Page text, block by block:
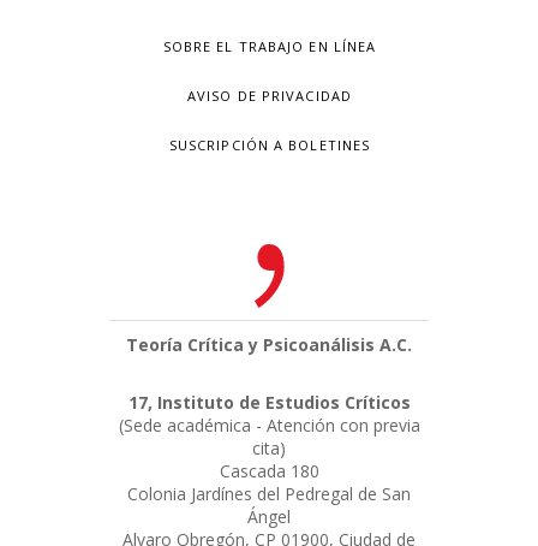
SOBRE EL TRABAJO EN LÍNEA
AVISO DE PRIVACIDAD
SUSCRIPCIÓN A BOLETINES
Teoría Crítica y Psicoanálisis A.C.
17, Instituto de Estudios Críticos
(Sede académica - Atención con previa
cita)
Cascada 180
Colonia Jardínes del Pedregal de San
Ángel
Alvaro Obregón, CP 01900, Ciudad de